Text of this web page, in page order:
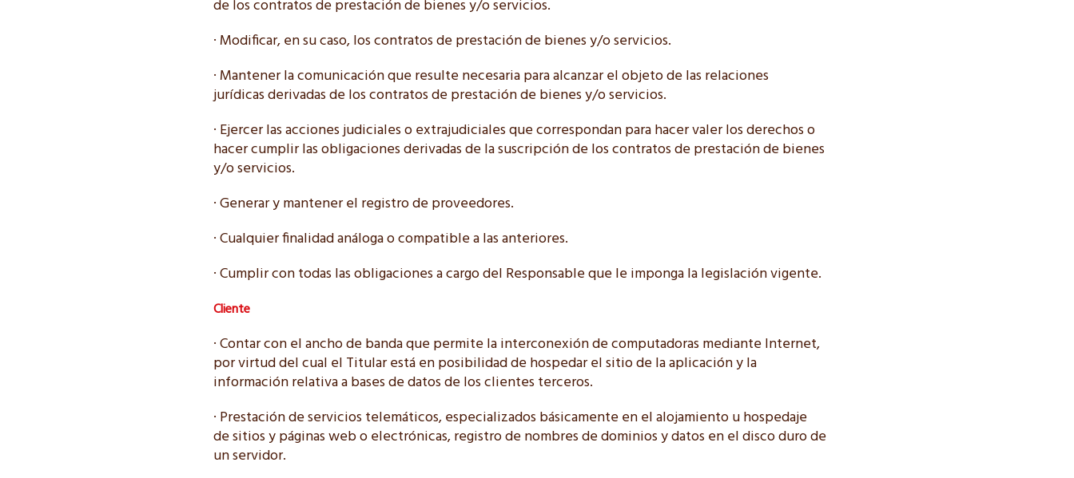
de los contratos de prestación de bienes y/o servicios.
· Modificar, en su caso, los contratos de prestación de bienes y/o servicios.
· Mantener la comunicación que resulte necesaria para alcanzar el objeto de las relaciones
jurídicas derivadas de los contratos de prestación de bienes y/o servicios.
· Ejercer las acciones judiciales o extrajudiciales que correspondan para hacer valer los derechos o
hacer cumplir las obligaciones derivadas de la suscripción de los contratos de prestación de bienes
y/o servicios.
· Generar y mantener el registro de proveedores.
· Cualquier finalidad análoga o compatible a las anteriores.
· Cumplir con todas las obligaciones a cargo del Responsable que le imponga la legislación vigente.
Cliente
· Contar con el ancho de banda que permite la interconexión de computadoras mediante Internet,
por virtud del cual el Titular está en posibilidad de hospedar el sitio de la aplicación y la
información relativa a bases de datos de los clientes terceros.
· Prestación de servicios telemáticos, especializados básicamente en el alojamiento u hospedaje
de sitios y páginas web o electrónicas, registro de nombres de dominios y datos en el disco duro de
un servidor.